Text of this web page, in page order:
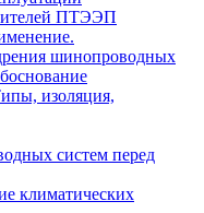
ПТЭЭП
шинопроводных
изоляция,
систем перед
климатических